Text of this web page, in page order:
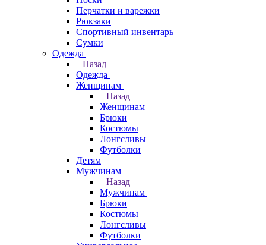
Перчатки и варежки
Рюкзаки
Спортивный инвентарь
Сумки
Одежда
Назад
Одежда
Женщинам
Назад
Женщинам
Брюки
Костюмы
Лонгсливы
Футболки
Детям
Мужчинам
Назад
Мужчинам
Брюки
Костюмы
Лонгсливы
Футболки